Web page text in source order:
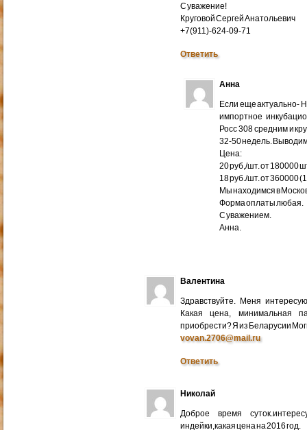
С уважение!
Круговой Сергей Анатольевич
+7(911)-624-09-71
Ответить
Анна
Если еще актуально-
импортное
Росс 308 средним и
32-50 недель.
Цена:
20 руб,/шт. от 180000
18 руб./шт. от 360000
Мы находимся в
Форма оплаты любая.
С уважением.
Анна.
Валентина
Здравствуйте. Меня
Какая цена, минимальная
приобрести? Я из Беларусии
vovan.2706@mail.ru
Ответить
Николай
Доброе время
индейки,какая цена на 2016 год.